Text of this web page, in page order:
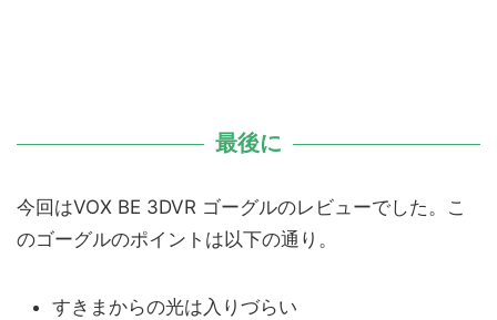
最後に
今回はVOX BE 3DVR ゴーグルのレビューでした。こ
のゴーグルのポイントは以下の通り。
すきまからの光は入りづらい